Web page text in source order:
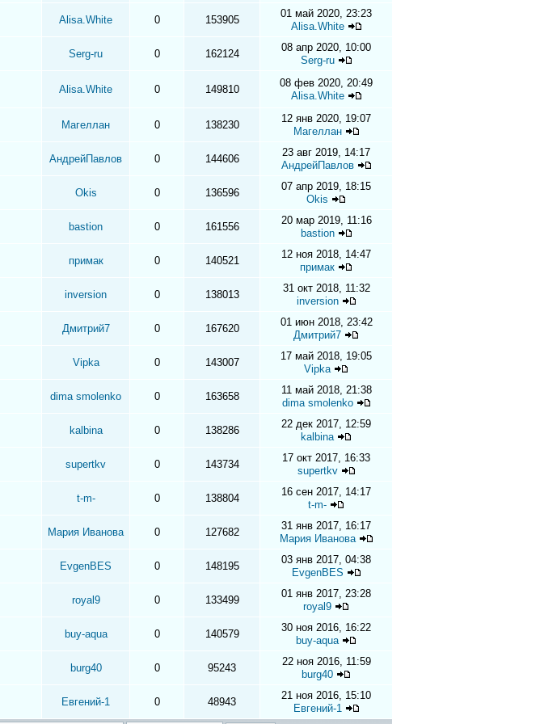
Alisa.White 0 153905
01 май 2020, 23:23
Alisa.White
Serg-ru 0 162124
08 апр 2020, 10:00
Serg-ru
Alisa.White 0 149810
08 фев 2020, 20:49
Alisa.White
Магеллан 0 138230
12 янв 2020, 19:07
Магеллан
АндрейПавлов 0 144606
23 авг 2019, 14:17
АндрейПавлов
Okis 0 136596
07 апр 2019, 18:15
Okis
bastion 0 161556
20 мар 2019, 11:16
bastion
примак 0 140521
12 ноя 2018, 14:47
примак
inversion 0 138013
31 окт 2018, 11:32
inversion
Дмитрий7 0 167620
01 июн 2018, 23:42
Дмитрий7
Vipka 0 143007
17 май 2018, 19:05
Vipka
dima smolenko 0 163658
11 май 2018, 21:38
dima smolenko
kalbina 0 138286
22 дек 2017, 12:59
kalbina
supertkv 0 143734
17 окт 2017, 16:33
supertkv
t-m- 0 138804
16 сен 2017, 14:17
t-m-
Мария Иванова 0 127682
31 янв 2017, 16:17
Мария Иванова
EvgenBES 0 148195
03 янв 2017, 04:38
EvgenBES
royal9 0 133499
01 янв 2017, 23:28
royal9
buy-aqua 0 140579
30 ноя 2016, 16:22
buy-aqua
burg40 0 95243
22 ноя 2016, 11:59
burg40
Евгений-1 0 48943
21 ноя 2016, 15:10
Евгений-1